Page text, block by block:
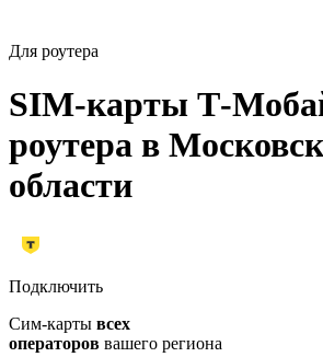
Для роутера
SIM-карты
роутера в
области
Подключить
Сим-карты всех
операторов вашего региона